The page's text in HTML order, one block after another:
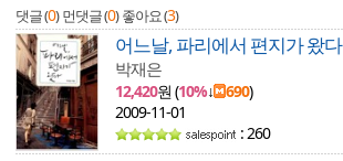
댓글 (0) 먼댓글 (0) 좋아요 (3)
어느날, 파리에서 편지가 왔다
박재은
12,420원 (10%↓ 690)
2009-11-01
: 260